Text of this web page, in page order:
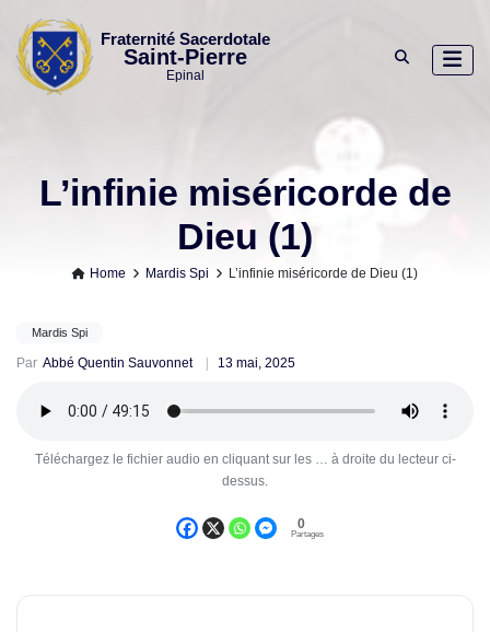
content
Fraternité Sacerdotale
Saint-Pierre
Epinal
L’infinie miséricorde de
Dieu (1)
Home Mardis Spi L’infinie miséricorde de Dieu (1)
Mardis Spi
Par Abbé Quentin Sauvonnet 13 mai, 2025
Téléchargez le fichier audio en cliquant sur les … à droite du lecteur ci-
dessus.
0
Partages